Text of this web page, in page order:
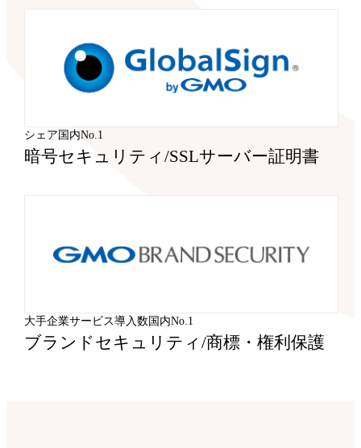
シェア国内No.1
暗号セキュリティ/SSLサーバー証明書
大手企業サービス導入数国内No.1
ブランドセキュリティ/商標・権利保護